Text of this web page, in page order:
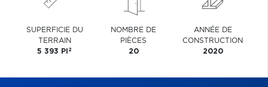
SUPERFICIE DU
TERRAIN
5 393 PI 2
NOMBRE DE
PIÈCES
20
ANNÉE DE
CONSTRUCTION
2020